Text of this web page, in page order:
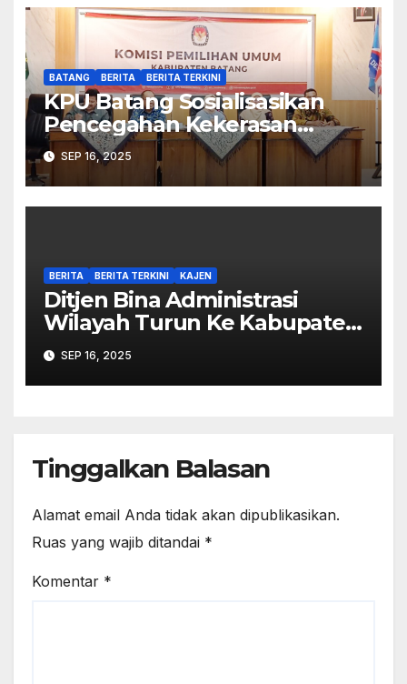
BATANG BERITA BERITA TERKINI
KPU Batang Sosialisasikan
Pencegahan Kekerasan
Seksual dalam Lingkungan
Kerja Pemilu
SEP 16, 2025
BERITA BERITA TERKINI KAJEN
Ditjen Bina Administrasi
Wilayah Turun Ke Kabupaten
Pekalongan Perkuat
Stabilitas
SEP 16, 2025
Tinggalkan Balasan
Alamat email Anda tidak akan dipublikasikan.
Ruas yang wajib ditandai *
Komentar *